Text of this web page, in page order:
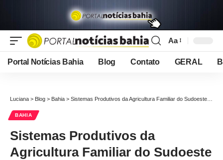
Font
Resizer
Aa
Portal Notícias Bahia Blog Contato GERAL
Luciana > Blog > Bahia > Sistemas Produtivos da Agricultura Familiar do Sudoeste Baiano Recebem Reforço com Novos Equipamentos
BAHIA
Sistemas Produtivos da
Agricultura Familiar do Sudoeste